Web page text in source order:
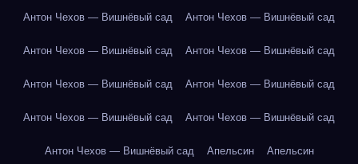
Антон Чехов — Вишнёвый сад Антон Чехов — Вишнёвый сад
Антон Чехов — Вишнёвый сад Антон Чехов — Вишнёвый сад
Антон Чехов — Вишнёвый сад Антон Чехов — Вишнёвый сад
Антон Чехов — Вишнёвый сад Антон Чехов — Вишнёвый сад
Антон Чехов — Вишнёвый сад Апельсин Апельсин